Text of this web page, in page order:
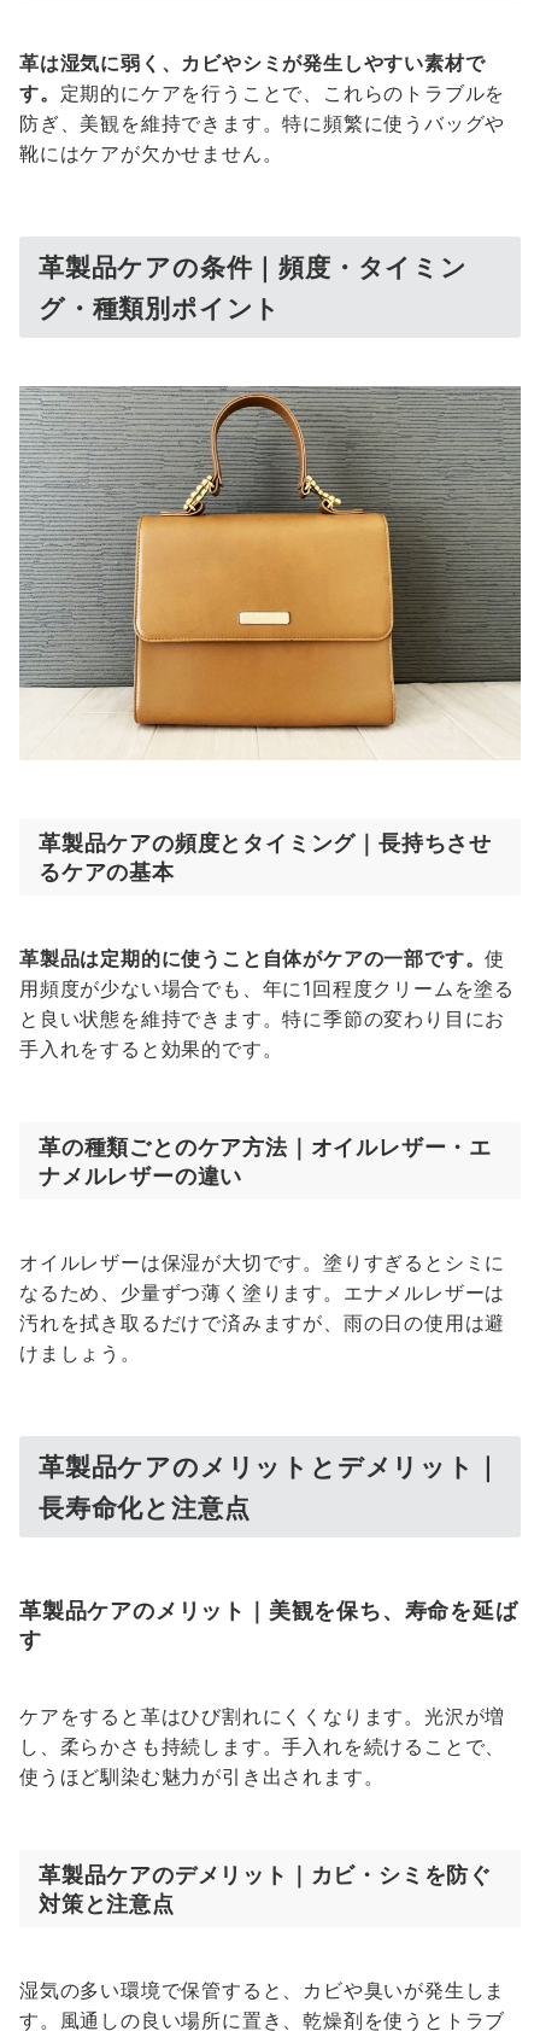
革は湿気に弱く、カビやシミが発生しやすい素材で
す。 定期的にケアを行うことで、これらのトラブルを
防ぎ、美観を維持できます。特に頻繁に使うバッグや
靴にはケアが欠かせません。
革製品ケアの条件｜頻度・タイミン
グ・種類別ポイント
革製品ケアの頻度とタイミング｜長持ちさせ
るケアの基本
革製品は定期的に使うこと自体がケアの一部です。使
用頻度が少ない場合でも、年に1回程度クリームを塗る
と良い状態を維持できます。特に季節の変わり目にお
手入れをすると効果的です。
革の種類ごとのケア方法｜オイルレザー・エ
ナメルレザーの違い
オイルレザーは保湿が大切です。塗りすぎるとシミに
なるため、少量ずつ薄く塗ります。エナメルレザーは
汚れを拭き取るだけで済みますが、雨の日の使用は避
けましょう。
革製品ケアのメリットとデメリット｜
長寿命化と注意点
革製品ケアのメリット｜美観を保ち、寿命を延ば
す
ケアをすると革はひび割れにくくなります。光沢が増
し、柔らかさも持続します。手入れを続けることで、
使うほど馴染む魅力が引き出されます。
革製品ケアのデメリット｜カビ・シミを防ぐ
対策と注意点
湿気の多い環境で保管すると、カビや臭いが発生しま
す。風通しの良い場所に置き、乾燥剤を使うとトラブ